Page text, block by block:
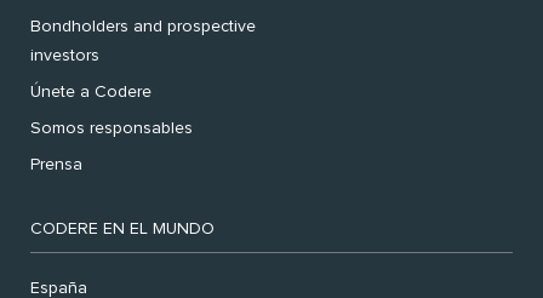
Bondholders and prospective
investors
Únete a Codere
Somos responsables
Prensa
CODERE EN EL MUNDO
España